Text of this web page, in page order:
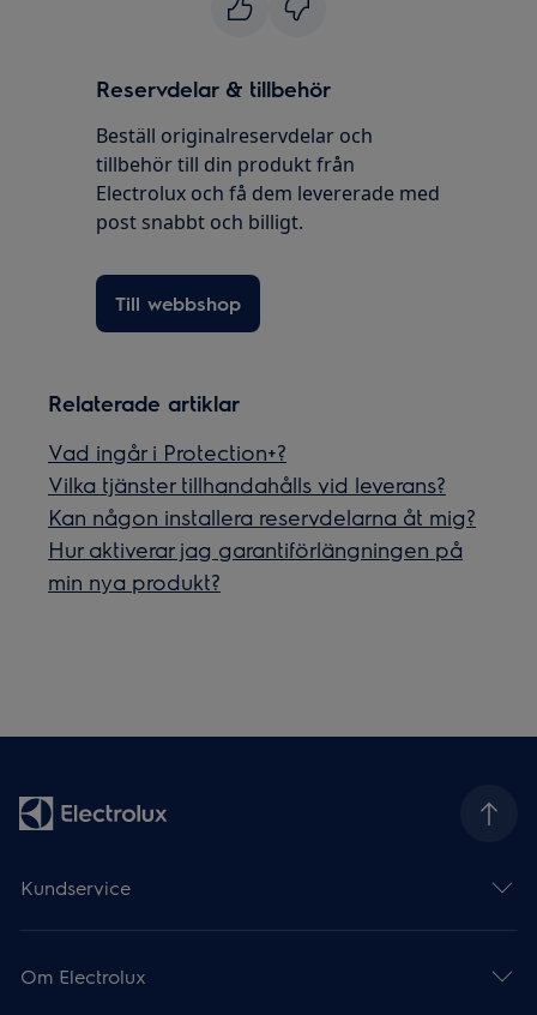
Reservdelar & tillbehör
Beställ originalreservdelar och
tillbehör till din produkt från
Electrolux och få dem levererade med
post snabbt och billigt.
Till webbshop
Relaterade artiklar
Vad ingår i Protection+?
Vilka tjänster tillhandahålls vid leverans?
Kan någon installera reservdelarna åt mig?
Hur aktiverar jag garantiförlängningen på
min nya produkt?
Kundservice
Om Electrolux